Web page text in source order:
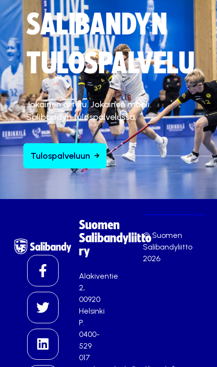
SALIBANDYN
TULOSPALVELU
Jokainen ottelu. Jokainen maali.
Salibandyn tulospalvelussa.
Tulospalveluun
Suomen
Salibandyliitto
ry
Alakiventie
2,
00920
Helsinki
P.
0400-
529
017
© Suomen
Salibandyliitto
2026